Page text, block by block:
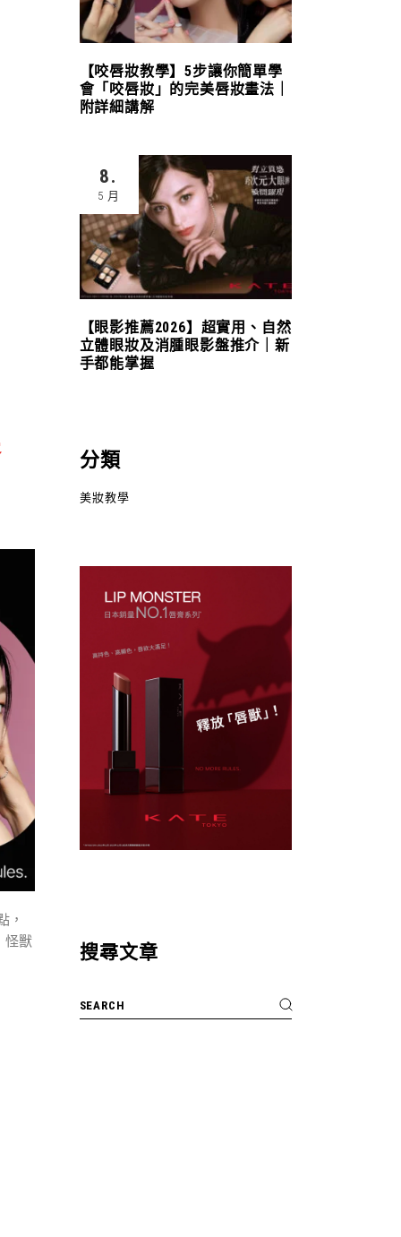
，
怪獸
【咬唇妝教學】5步讓你簡單學
會「咬唇妝」的完美唇妝畫法｜
附詳細講解
8.
5 月
【眼影推薦2026】超實用、自然
立體眼妝及消腫眼影盤推介｜新
手都能掌握
分類
美妝教學
搜尋文章